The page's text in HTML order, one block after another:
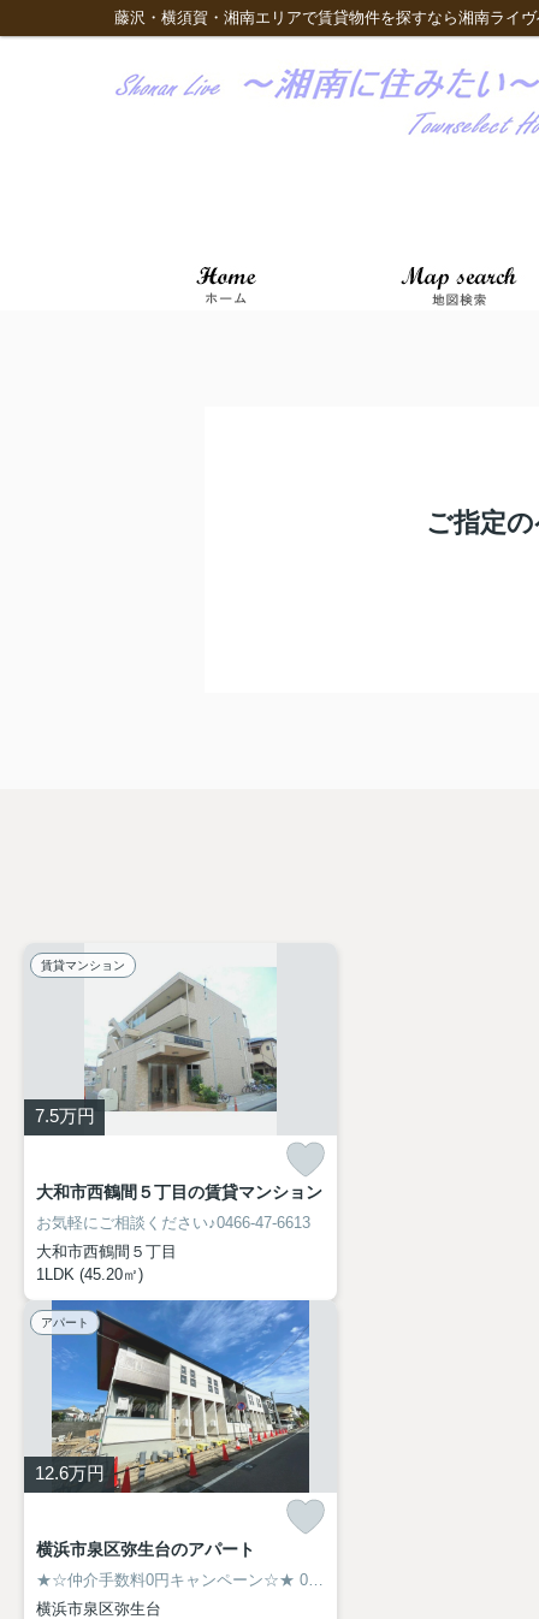
藤沢・横須賀・湘南エリアで賃貸物件を探すなら湘南ライ
ご指定
賃貸マンション
7.5万円
大和市西鶴間５丁目の賃貸マンション
お気軽にご相談ください♪0466-47-6613
大和市西鶴間５丁目
1LDK (45.20㎡)
アパート
12.6万円
横浜市泉区弥生台のアパート
★☆仲介手数料0円キャンペーン☆★ 0466-47-6613
横浜市泉区弥生台